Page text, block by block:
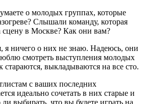
о молодых группах, которые
Слышали команду, которая
в Москве? Как они вам?
я ничего о них не знаю. Надеюсь, они
смотреть выступления молодых
стараются, выкладываются на все сто.
с ваших последних
идеально сочетать в них старые и
выбирать, что вы будете играть на